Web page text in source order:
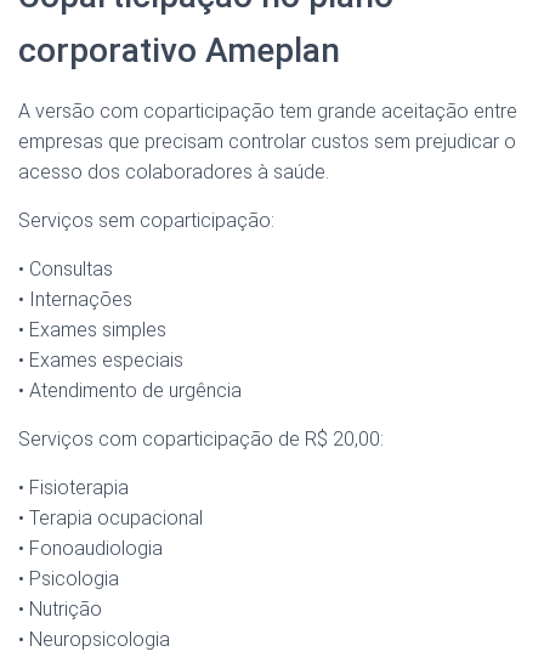
corporativo Ameplan
A versão com coparticipação tem grande aceitação entre
empresas que precisam controlar custos sem prejudicar o
acesso dos colaboradores à saúde.
Serviços sem coparticipação:
• Consultas
• Internações
• Exames simples
• Exames especiais
• Atendimento de urgência
Serviços com coparticipação de R$ 20,00:
• Fisioterapia
• Terapia ocupacional
• Fonoaudiologia
• Psicologia
• Nutrição
• Neuropsicologia